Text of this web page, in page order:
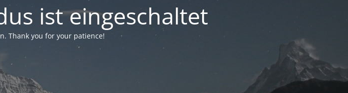
ist eingeschaltet
Thank you for your patience!